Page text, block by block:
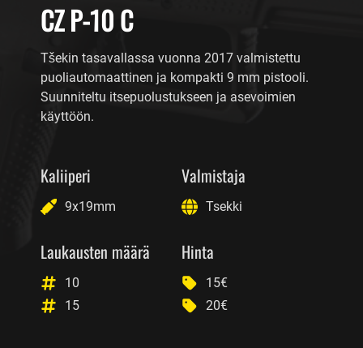
CZ P-10 C
Tšekin tasavallassa vuonna 2017 valmistettu
puoliautomaattinen ja kompakti 9 mm pistooli.
Suunniteltu itsepuolustukseen ja asevoimien
käyttöön.
Kaliiperi
9x19mm
Valmistaja
Tsekki
Laukausten määrä
10
15
Hinta
15€
20€